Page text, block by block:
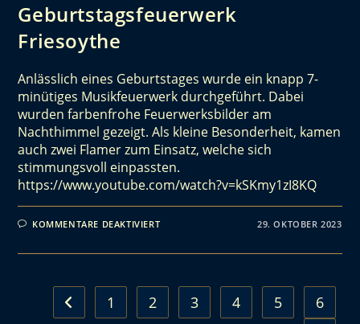
Geburtstagsfeuerwerk
Friesoythe
Anlässlich eines Geburtstages wurde ein knapp 7-
minütiges Musikfeuerwerk durchgeführt. Dabei
wurden farbenfrohe Feuerwerksbilder am
Nachthimmel gezeigt. Als kleine Besonderheit, kamen
auch zwei Flamer zum Einsatz, welche sich
stimmungsvoll einpassten.
https://www.youtube.com/watch?v=kSKmy1zI8KQ
KOMMENTARE DEAKTIVIERT 29. OKTOBER 2023
1 2 3 4 5 6